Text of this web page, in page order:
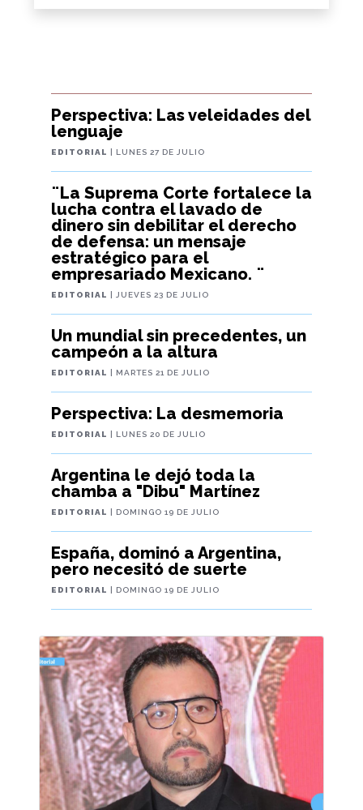
Perspectiva: Las veleidades del
lenguaje
EDITORIAL | LUNES 27 DE JULIO
¨La Suprema Corte fortalece la
lucha contra el lavado de
dinero sin debilitar el derecho
de defensa: un mensaje
estratégico para el
empresariado Mexicano. ¨
EDITORIAL | JUEVES 23 DE JULIO
Un mundial sin precedentes, un
campeón a la altura
EDITORIAL | MARTES 21 DE JULIO
Perspectiva: La desmemoria
EDITORIAL | LUNES 20 DE JULIO
Argentina le dejó toda la
chamba a "Dibu" Martínez
EDITORIAL | DOMINGO 19 DE JULIO
España, dominó a Argentina,
pero necesitó de suerte
EDITORIAL | DOMINGO 19 DE JULIO